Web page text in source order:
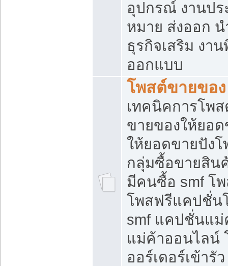
อุปกรณ์ งานป
หมาย ส่งออก น
ธุรกิจเสริม งา
ออกแบบ
โพสต์ขายของ
เทคนิคการโพ
ขายของให้ยอ
ให้ยอดขายปัง
กลุ่มซื้อขายสิน
มีคนซื้อ smf โ
โพสฟรีแคปชั่น
smf แคปชั่นแ
แม่ค้าออนไลน์
ออร์เดอร์เข้ารั